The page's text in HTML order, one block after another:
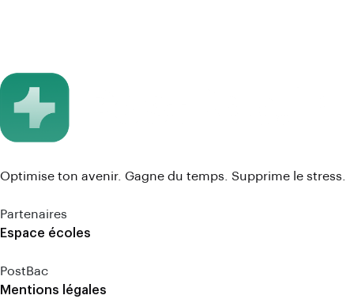
Optimise ton avenir. Gagne du temps. Supprime le stress.
Partenaires
Espace écoles
PostBac
Mentions légales